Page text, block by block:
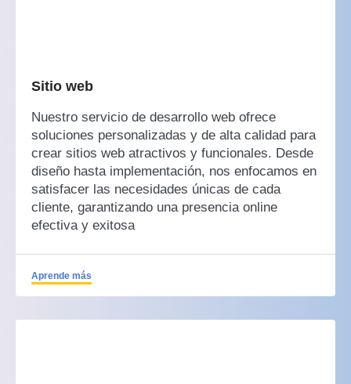
Sitio web
Nuestro servicio de desarrollo web ofrece
soluciones personalizadas y de alta calidad para
crear sitios web atractivos y funcionales. Desde
diseño hasta implementación, nos enfocamos en
satisfacer las necesidades únicas de cada
cliente, garantizando una presencia online
efectiva y exitosa
Aprende más